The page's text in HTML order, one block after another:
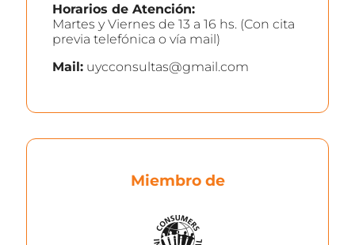
Horarios de Atención:
Martes y Viernes de 13 a 16 hs. (Con cita
previa telefónica o vía mail)
Mail: uycconsultas@gmail.com
Miembro de